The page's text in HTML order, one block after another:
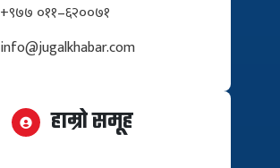
+९७७ ०११–६२००७१
info@jugalkhabar.com
हाम्रो समूह